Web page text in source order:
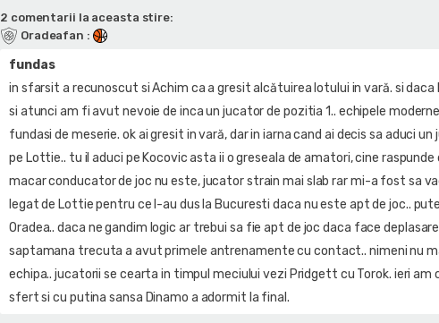
2 comentarii la aceasta stire:
Oradeafan :
fundas
in sfarsit a recunoscut si Achim ca a gresit alcătuirea lotului in vară. si
si atunci am fi avut nevoie de inca un jucator de pozitia 1.. echipele
fundasi de meserie. ok ai gresit in vară, dar in iarna cand ai decis sa aduci
pe Lottie.. tu il aduci pe Kocovic asta ii o greseala de amatori, cine
macar conducator de joc nu este, jucator strain mai slab rar mi-a fost sa
legat de Lottie pentru ce l-au dus la Bucuresti daca nu este apt de joc..
Oradea.. daca ne gandim logic ar trebui sa fie apt de joc daca face
saptamana trecuta a avut primele antrenamente cu contact.. nimeni nu
echipa.. jucatorii se cearta in timpul meciului vezi Pridgett cu Torok. ieri am
sfert si cu putina sansa Dinamo a adormit la final.